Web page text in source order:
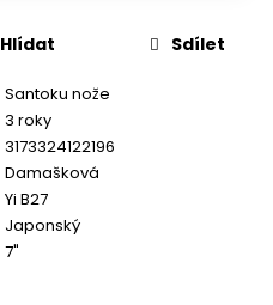
Santoku nože
3 roky
3173324122196
Damašková
Yi B27
Japonský
7"
Hlídat Sdílet